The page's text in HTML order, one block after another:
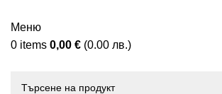
Меню
0 items 0,00 € (0.00 лв.)